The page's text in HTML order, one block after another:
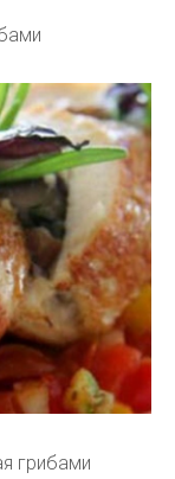
грибами